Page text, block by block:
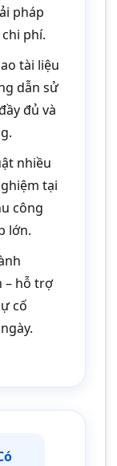
pháp
phí.
tài liệu
dẫn sử
đủ và
nhiều
tại
công
lớn.
– hỗ trợ
cố